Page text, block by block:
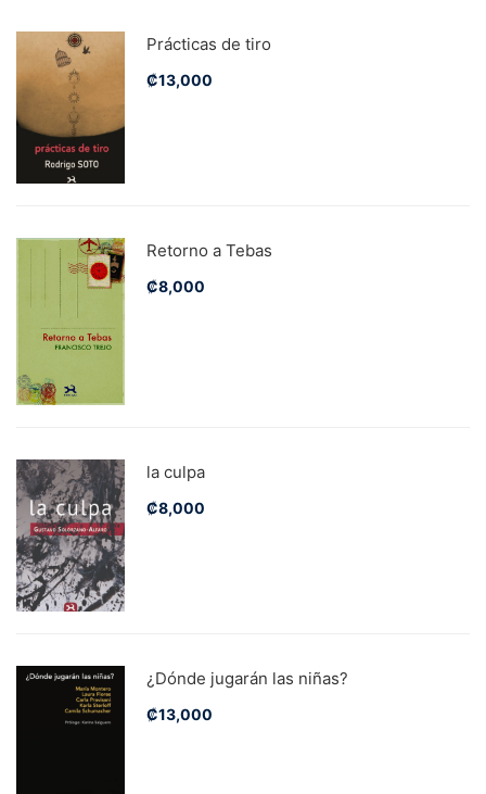
Prácticas de tiro
₡13,000
Retorno a Tebas
₡8,000
la culpa
₡8,000
¿Dónde jugarán las niñas?
₡13,000